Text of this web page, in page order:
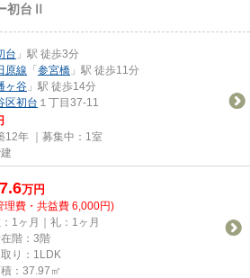
初台Ⅱ
台 」駅 徒歩3分
原線 「参宮橋 」駅 徒歩11分
ヶ谷 」駅 徒歩14分
区初台 １丁目37-11
12年 ｜募集中： 1室
万円
理費・共益費 6,000円)
1ヶ月｜礼：1ヶ月
階：3階
り：1LDK
：37.97㎡